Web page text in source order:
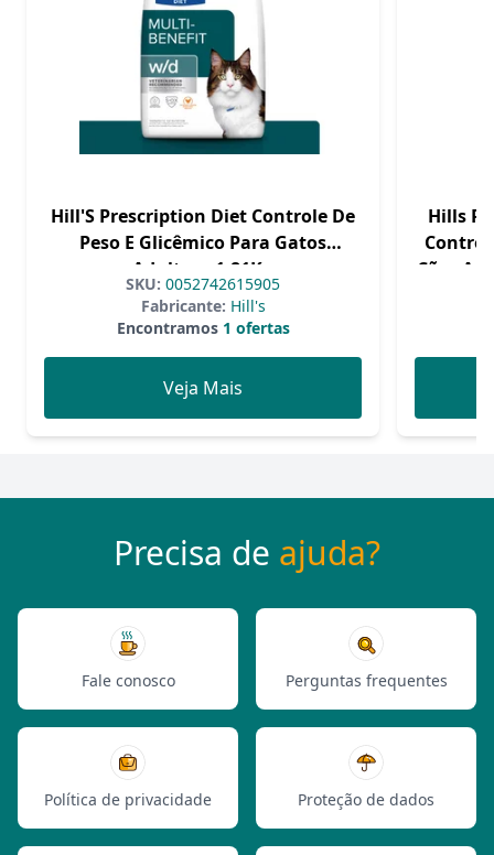
Hill'S Prescription Diet Controle De
Peso E Glicêmico Para Gatos
Adultos - 1,81Kg
SKU: 0052742615905
Fabricante: Hill's
Encontramos1 ofertas
Veja Mais
Hills
Cães
Precisa de ajuda?
Fale conosco Perguntas frequentes
Política de privacidade Proteção de dados